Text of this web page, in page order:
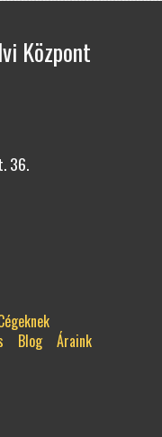
Központ
36.
Blog
Áraink